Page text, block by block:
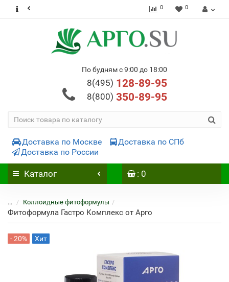
0 0
По будням с 9:00 до 18:00
8(495) 128-89-95
8(800) 350-89-95
Доставка по Москве
Доставка по СПб
Доставка по России
Каталог : 0
... Коллоидные фитоформулы
Фитоформула Гастро Комплекс от Арго
- 20% Хит